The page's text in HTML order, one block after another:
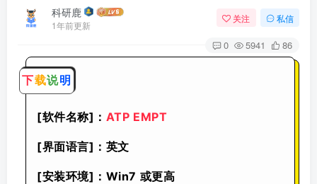
科研鹿
1年前更新
关注 私信
0 5941 86
下载说明
[软件名称]： ATP EMPT
[界面语言]：英文
[安装环境]：Win7 或更高